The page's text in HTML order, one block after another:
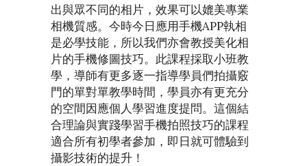
出與眾不同的相片，效果可以媲美專業
相機質感。今時今日應用手機APP執相
是必學技能，所以我們亦會教授美化相
片的手機修圖技巧。此課程採取小班教
學，導師有更多逐一指導學員們拍攝竅
門的單對單教學時間，學員亦有更充分
的空間因應個人學習進度提問。這個結
合理論與實踐學習手機拍照技巧的課程
適合所有初學者參加，即日就可體驗到
攝影技術的提升！